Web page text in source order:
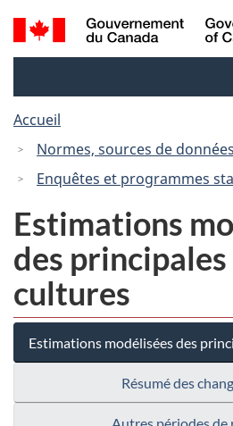
au
à
Recherche
et
Accueil
Normes, sources de
Enquêtes et programmes
Estimations
des
cultures
Estimations modélisées des
Résumé des